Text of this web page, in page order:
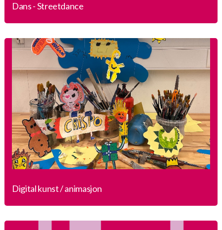
Dans - Streetdance
Digital kunst / animasjon